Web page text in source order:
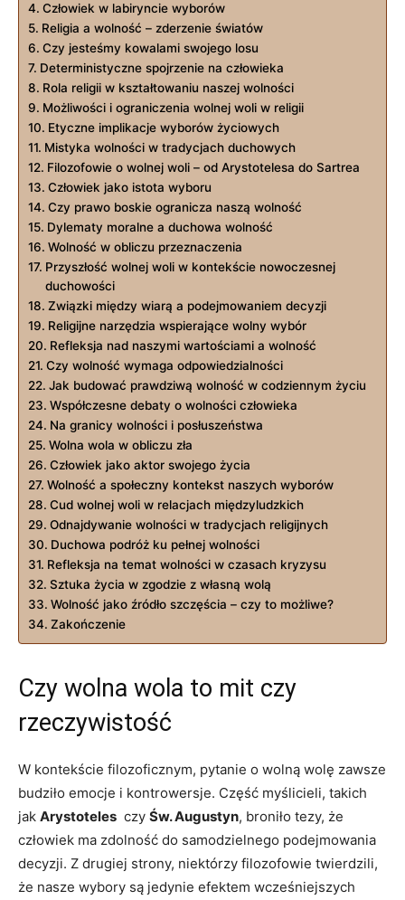
Człowiek w ​labiryncie ‌wyborów
Religia a wolność – zderzenie⁢ światów
Czy jesteśmy kowalami swojego losu
Deterministyczne spojrzenie na człowieka
Rola religii w kształtowaniu naszej‌ wolności
Możliwości i ‌ograniczenia wolnej woli w religii
Etyczne⁣ implikacje wyborów życiowych
Mistyka wolności ⁢w tradycjach duchowych
Filozofowie⁣ o wolnej⁤ woli – od ‍Arystotelesa do Sartrea
Człowiek jako istota wyboru
Czy ⁤prawo boskie ogranicza naszą‌ wolność
Dylematy moralne a ‍duchowa wolność
Wolność w obliczu przeznaczenia
Przyszłość wolnej woli w kontekście nowoczesnej
duchowości
Związki między wiarą a podejmowaniem ⁤decyzji
Religijne narzędzia ‍wspierające wolny wybór
Refleksja nad ⁢naszymi ⁣wartościami a wolność
Czy wolność wymaga odpowiedzialności
Jak budować prawdziwą wolność w codziennym życiu
Współczesne ⁣debaty o wolności człowieka
Na granicy wolności i posłuszeństwa
Wolna wola w ⁣obliczu ⁤zła
Człowiek jako aktor swojego życia
Wolność a społeczny kontekst naszych wyborów
Cud wolnej woli w relacjach międzyludzkich
Odnajdywanie wolności ⁣w tradycjach religijnych
Duchowa podróż ku⁤ pełnej ‌wolności
Refleksja na⁤ temat wolności w czasach kryzysu
Sztuka życia w zgodzie z własną wolą
Wolność jako⁤ źródło ‍szczęścia ⁤– ⁤czy​ to ⁤możliwe?
Zakończenie
Czy​ wolna wola to mit ‍czy
rzeczywistość
W kontekście filozoficznym, pytanie o wolną ⁣wolę zawsze
budziło emocje i⁢ kontrowersje. Część myślicieli, takich
jak Arystoteles ⁤ czy Św. Augustyn,⁤ broniło ⁤tezy, że⁢
człowiek ‌ma zdolność do samodzielnego podejmowania
decyzji. Z drugiej strony, niektórzy filozofowie twierdzili,
że nasze wybory są jedynie efektem wcześniejszych ​